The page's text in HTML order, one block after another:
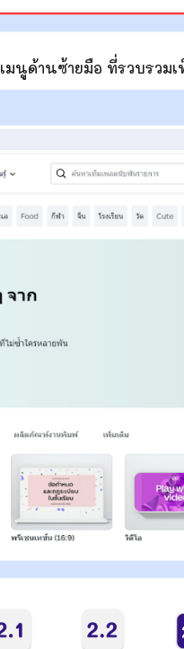
เมนูด้านซ้ายมือ ที่รวบรวม